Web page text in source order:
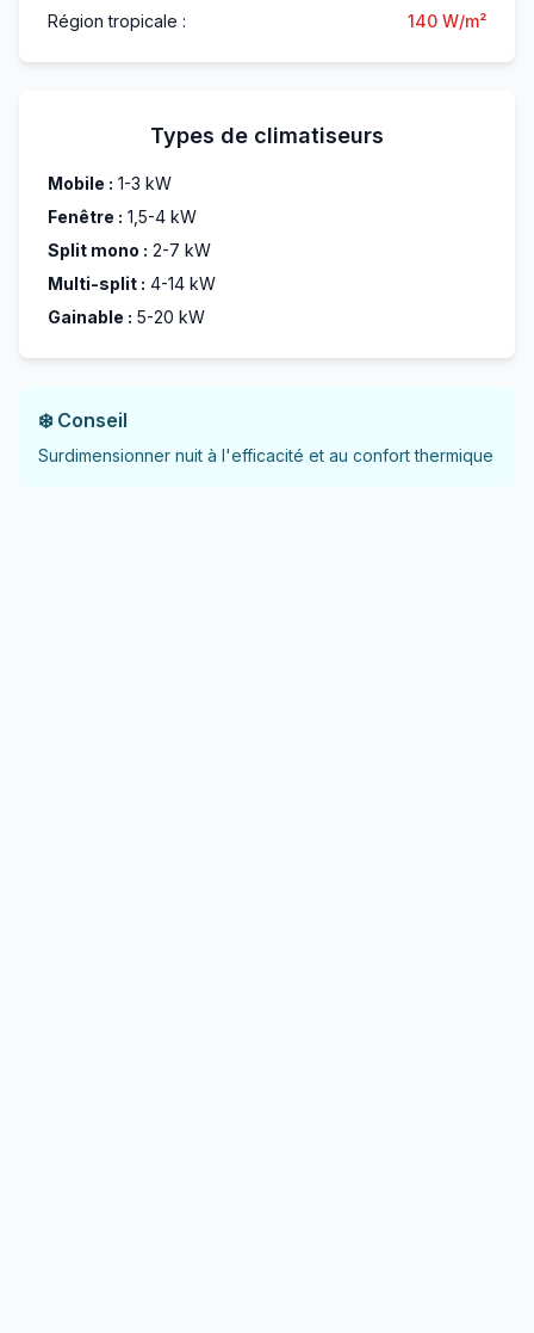
Région tropicale : 140 W/m²
Types de climatiseurs
Mobile : 1-3 kW
Fenêtre : 1,5-4 kW
Split mono : 2-7 kW
Multi-split : 4-14 kW
Gainable : 5-20 kW
❄️ Conseil
Surdimensionner nuit à l'efficacité et au confort thermique